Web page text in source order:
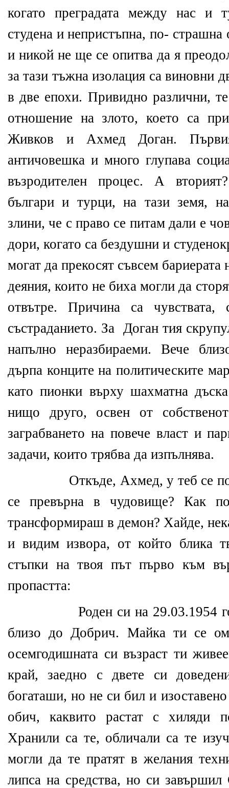
когато преградата между нас и
студена и непристъпна, по-
и никой не ще се опитва да я
за тази тъжна изолация са виновни
в две епохи. Привидно различни,
отношение на злото, което са
Живков и Ахмед Доган.
античовешка и много глупава
възродителен процес. А
българи и турци, на тази земя,
злини, че с право се питам дали е
дори, когато са бездушни и
могат да прекосят съвсем
деяния, които не биха могли да
отвътре. Причина са чувствата,
състраданието. За Доган тия
напълно неразбираеми. Вече
дърпа конците на политическите
като пионки върху шахматна
нищо друго, освен от
заграбването на повече власт и
задачи, които трябва да изпълнява.
Откъде, Ахмед, у теб се
се превърна в чудовище? Как
трансформираш в демон? Хайде,
и видим извора, от който блика
стъпки на твоя път първо към
пропастта:
Роден си на 29.03.1954
близо до Добрич. Майка ти се
осемгодишната си възраст ти
край, заедно с двете си
богаташи, но не си бил и
обич, каквито растат с хиляди
Хранили са те, обличали са те
могли да те пратят в желания
липса на средства, но си